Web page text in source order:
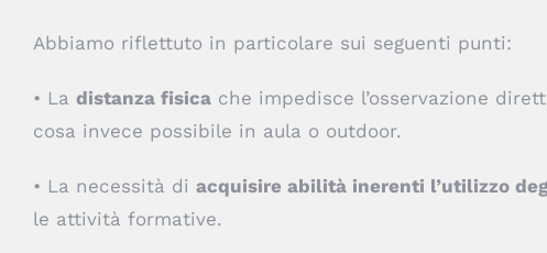
Abbiamo riflettuto in particolare sui seguenti punti:
• La distanza fisica che impedisce l’osservazione
cosa invece possibile in aula o outdoor.
• La necessità di acquisire abilità inerenti l’utilizzo
le attività formative.